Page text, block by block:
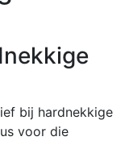
bij hardnekkige
voor die